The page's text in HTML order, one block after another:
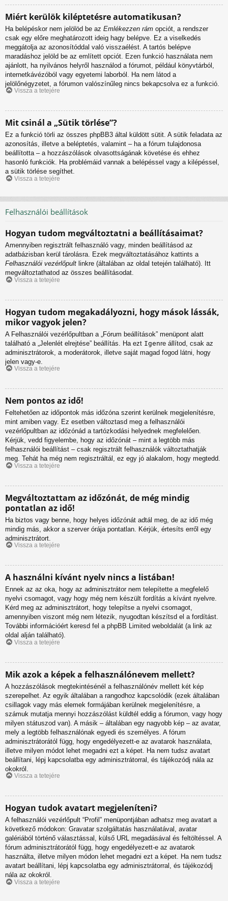
Miért kerülök kiléptetésre automatikusan?
Ha belépéskor nem jelölöd be az Emlékezzen rám opciót, a rendszer
csak egy előre meghatározott ideig hagy belépve. Ez a viselkedés
meggátolja az azonosítóddal való visszaélést. A tartós belépve
maradáshoz jelöld be az említett opciót. Ezen funkció használata nem
ajánlott, ha nyilvános helyről használod a fórumot, például könyvtárból,
internetkávézóból vagy egyetemi laborból. Ha nem látod a
jelölőnégyzetet, a fórumon valószínűleg nincs bekapcsolva ez a funkció.
Vissza a tetejére
Mit csinál a „Sütik törlése”?
Ez a funkció törli az összes phpBB3 által küldött sütit. A sütik feladata az
azonosítás, illetve a beléptetés, valamint – ha a fórum tulajdonosa
beállította – a hozzászólások olvasottságának követése és ehhez
hasonló funkciók. Ha problémáid vannak a belépéssel vagy a kilépéssel,
a sütik törlése segíthet.
Vissza a tetejére
Felhasználói beállítások
Hogyan tudom megváltoztatni a beállításaimat?
Amennyiben regisztrált felhasználó vagy, minden beállításod az
adatbázisban kerül tárolásra. Ezek megváltoztatásához kattints a
Felhasználói vezérlőpult linkre (általában az oldal tetején található). Itt
megváltoztathatod az összes beállításodat.
Vissza a tetejére
Hogyan tudom megakadályozni, hogy mások lássák,
mikor vagyok jelen?
A Felhasználói vezérlőpultban a „Fórum beállítások” menüpont alatt
található a „Jelenlét elrejtése” beállítás. Ha ezt Igenre állítod, csak az
adminisztrátorok, a moderátorok, illetve saját magad fogod látni, hogy
jelen vagy-e.
Vissza a tetejére
Nem pontos az idő!
Feltehetően az időpontok más időzóna szerint kerülnek megjelenítésre,
mint amiben vagy. Ez esetben változtasd meg a felhasználói
vezérlőpultban az időzónád a tartózkodási helyednek megfelelően.
Kérjük, vedd figyelembe, hogy az időzónát – mint a legtöbb más
felhasználói beállítást – csak regisztrált felhasználók változtathatják
meg. Tehát ha még nem regisztráltál, ez egy jó alakalom, hogy megtedd.
Vissza a tetejére
Megváltoztattam az időzónát, de még mindig
pontatlan az idő!
Ha biztos vagy benne, hogy helyes időzónát adtál meg, de az idő még
mindig más, akkor a szerver órája pontatlan. Kérjük, értesíts erről egy
adminisztrátort.
Vissza a tetejére
A használni kívánt nyelv nincs a listában!
Ennek az az oka, hogy az adminisztrátor nem telepítette a megfelelő
nyelvi csomagot, vagy hogy még nem készült fordítás a kívánt nyelvre.
Kérd meg az adminisztrátort, hogy telepítse a nyelvi csomagot,
amennyiben viszont még nem létezik, nyugodtan készítsd el a fordítást.
További információért keresd fel a phpBB Limited weboldalát (a link az
oldal alján található).
Vissza a tetejére
Mik azok a képek a felhasználónevem mellett?
A hozzászólások megtekintésénél a felhasználónév mellett két kép
szerepelhet. Az egyik általában a rangodhoz kapcsolódik (ezek általában
csillagok vagy más elemek formájában kerülnek megjelenítésre, a
számuk mutatja mennyi hozzászólást küldtél eddig a fórumon, vagy hogy
milyen státuszod van). A másik – általában egy nagyobb kép – az avatar,
mely a legtöbb felhasználónak egyedi és személyes. A fórum
adminisztrátorától függ, hogy engedélyezett-e az avatarok használata,
illetve milyen módot lehet megadni ezt a képet. Ha nem tudsz avatart
beállítani, lépj kapcsolatba egy adminisztrátorral, és tájékozódj nála az
okokról.
Vissza a tetejére
Hogyan tudok avatart megjeleníteni?
A felhasználói vezérlőpult “Profil” menüpontjában adhatsz meg avatart a
következő módokon: Gravatar szolgáltatás használatával, avatar
galériából történő választással, külső URL megadásával és feltöltéssel. A
fórum adminisztrátorától függ, hogy engedélyezett-e az avatarok
használta, illetve milyen módon lehet megadni ezt a képet. Ha nem tudsz
avatart beállítani, lépj kapcsolatba egy adminisztrátorral, és tájékozódj
nála az okokról.
Vissza a tetejére